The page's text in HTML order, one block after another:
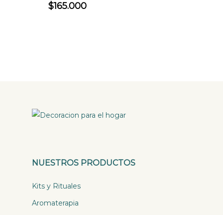
$165.000
NUESTROS PRODUCTOS
Kits y Rituales
Aromaterapia